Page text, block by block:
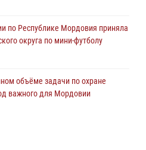
по Республике Мордовия приняла
округа по мини-футболу
объёме задачи по охране
важного для Мордовии